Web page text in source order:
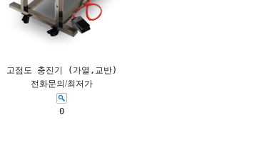
고점도 충진기 (가열,교반)
전화문의/최저가
0